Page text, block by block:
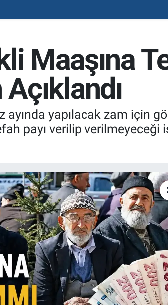
Maaşına
ayında yapılacak zam için
payı verilip verilmeyeceği